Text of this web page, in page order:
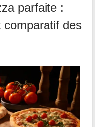
parfaite :
comparatif des